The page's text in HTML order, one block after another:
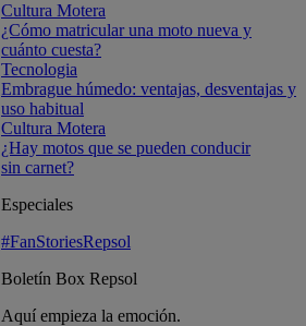
Cultura Motera
¿Cómo matricular una moto nueva y
cuánto cuesta?
Tecnologia
Embrague húmedo: ventajas, desventajas y
uso habitual
Cultura Motera
¿Hay motos que se pueden conducir
sin carnet?
Especiales
#FanStoriesRepsol
Boletín Box Repsol
Aquí empieza la emoción.